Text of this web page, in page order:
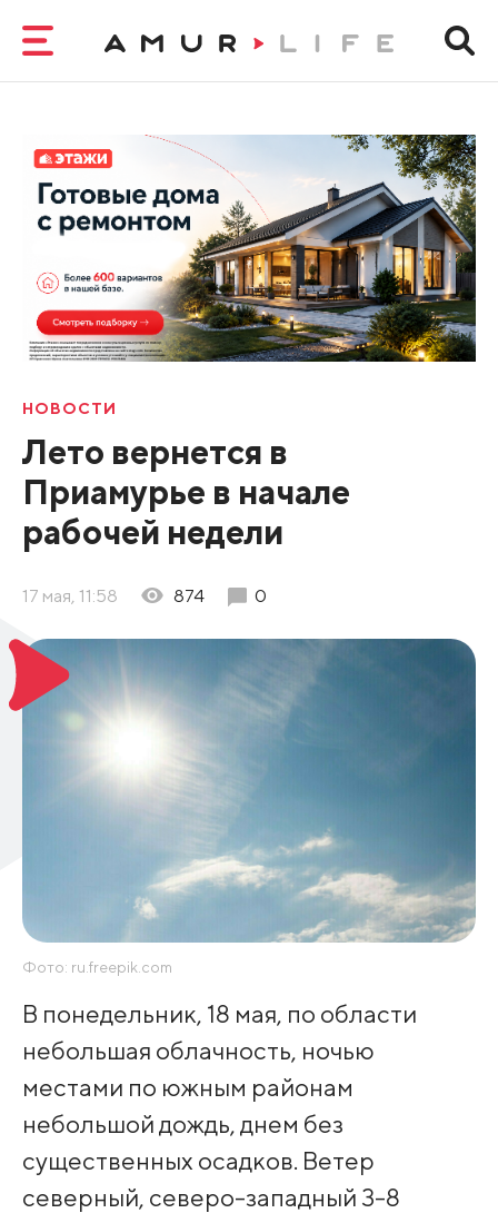
НОВОСТИ
Лето вернется в
Приамурье в начале
рабочей недели
17 мая, 11:58 874 0
Фото: ru.freepik.com
В понедельник, 18 мая, по области
небольшая облачность, ночью
местами по южным районам
небольшой дождь, днем без
существенных осадков. Ветер
северный, северо-западный 3-8